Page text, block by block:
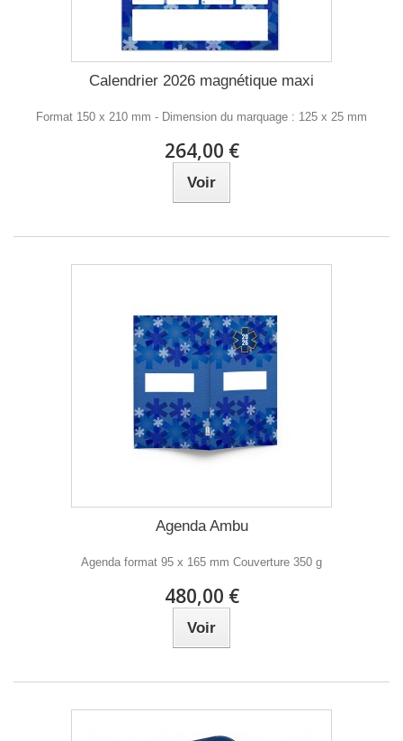
Calendrier 2026 magnétique maxi
Format 150 x 210 mm - Dimension du marquage : 125 x 25 mm
264,00 €
Voir
Agenda Ambu
Agenda format 95 x 165 mm Couverture 350 g
480,00 €
Voir